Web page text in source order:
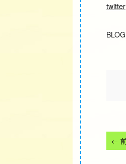
twitter
←